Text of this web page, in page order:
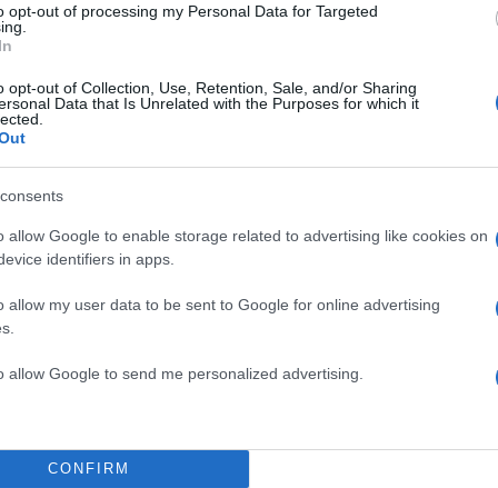
opt-out of processing my Personal Data for Targeted
opt-out of Collection, Use, Retention, Sale, and/or Sharing
Data that Is Unrelated with the Purposes for which it
allow Google to enable storage related to advertising like cookies on
identifiers in apps.
allow my user data to be sent to Google for online advertising
allow Google to send me personalized advertising.
CONFIRM
και νέες
της ημέρας, ωστόσο,